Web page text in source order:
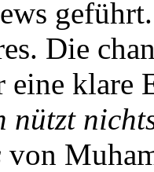
Die
eine klare
nützt
von